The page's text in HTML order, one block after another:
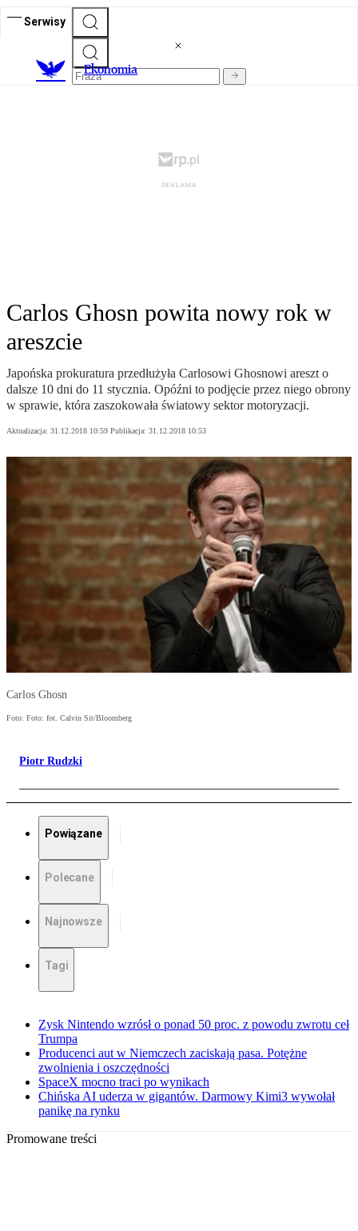
Serwisy
Ekonomia
Carlos Ghosn powita nowy rok w
areszcie
Japońska prokuratura przedłużyła Carlosowi Ghosnowi areszt o
dalsze 10 dni do 11 stycznia. Opóźni to podjęcie przez niego obrony
w sprawie, która zaszokowała światowy sektor motoryzacji.
Aktualizacja: 31.12.2018 10:59 Publikacja: 31.12.2018 10:53
Carlos Ghosn
Foto: Foto: fot. Calvin Sit/Bloomberg
Piotr Rudzki
Powiązane
Polecane
Najnowsze
Tagi
Zysk Nintendo wzrósł o ponad 50 proc. z powodu zwrotu ceł
Trumpa
Producenci aut w Niemczech zaciskają pasa. Potężne
zwolnienia i oszczędności
SpaceX mocno traci po wynikach
Chińska AI uderza w gigantów. Darmowy Kimi3 wywołał
panikę na rynku
Promowane treści